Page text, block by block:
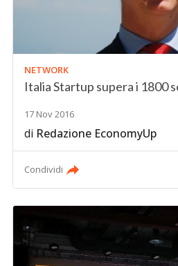
NETWORK
Italia Startup supera i 1800
17 Nov 2016
di Redazione EconomyUp
Condividi